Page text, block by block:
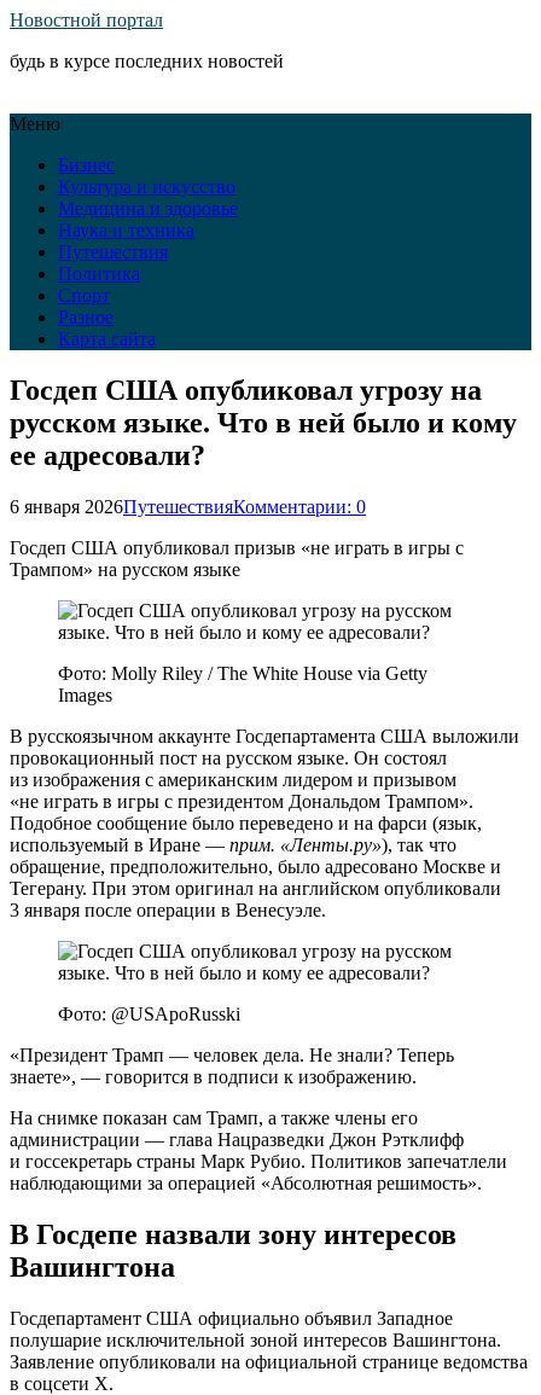
Новостной портал
будь в курсе последних новостей
Меню
Бизнес
Культура и искусство
Медицина и здоровье
Наука и техника
Путешествия
Политика
Спорт
Разное
Карта сайта
Госдеп США опубликовал угрозу на
русском языке. Что в ней было и кому
ее адресовали?
6 января 2026ПутешествияКомментарии: 0
Госдеп США опубликовал призыв «не играть в игры с
Трампом» на русском языке
Фото: Molly Riley / The White House via Getty
Images
В русскоязычном аккаунте Госдепартамента США выложили
провокационный пост на русском языке. Он состоял
из изображения с американским лидером и призывом
«не играть в игры с президентом Дональдом Трампом».
Подобное сообщение было переведено и на фарси (язык,
используемый в Иране — прим. «Ленты.ру»), так что
обращение, предположительно, было адресовано Москве и
Тегерану. При этом оригинал на английском опубликовали
3 января после операции в Венесуэле.
Фото: @USApoRusski
«Президент Трамп — человек дела. Не знали? Теперь
знаете», — говорится в подписи к изображению.
На снимке показан сам Трамп, а также члены его
администрации — глава Нацразведки Джон Рэтклифф
и госсекретарь страны Марк Рубио. Политиков запечатлели
наблюдающими за операцией «Абсолютная решимость».
В Госдепе назвали зону интересов
Вашингтона
Госдепартамент США официально объявил Западное
полушарие исключительной зоной интересов Вашингтона.
Заявление опубликовали на официальной странице ведомства
в соцсети X.